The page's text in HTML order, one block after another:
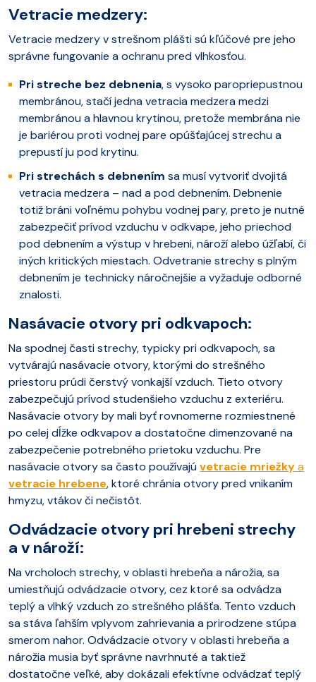
Vetracie medzery:
Vetracie medzery v strešnom plášti sú kľúčové pre jeho
správne fungovanie a ochranu pred vlhkosťou.
Pri streche bez debnenia, s vysoko paropriepustnou
membránou, stačí jedna vetracia medzera medzi
membránou a hlavnou krytinou, pretože membrána nie
je bariérou proti vodnej pare opúšťajúcej strechu a
prepustí ju pod krytinu.
Pri strechách s debnením sa musí vytvoriť dvojitá
vetracia medzera – nad a pod debnením. Debnenie
totiž bráni voľnému pohybu vodnej pary, preto je nutné
zabezpečiť prívod vzduchu v odkvape, jeho priechod
pod debnením a výstup v hrebeni, nároží alebo úžľabí, či
iných kritických miestach. Odvetranie strechy s plným
debnením je technicky náročnejšie a vyžaduje odborné
znalosti.
Nasávacie otvory pri odkvapoch:
Na spodnej časti strechy, typicky pri odkvapoch, sa
vytvárajú nasávacie otvory, ktorými do strešného
priestoru prúdi čerstvý vonkajší vzduch. Tieto otvory
zabezpečujú prívod studenšieho vzduchu z exteriéru.
Nasávacie otvory by mali byť rovnomerne rozmiestnené
po celej dĺžke odkvapov a dostatočne dimenzované na
zabezpečenie potrebného prietoku vzduchu. Pre
nasávacie otvory sa často používajúvetracie mriežkya
vetracie hrebene, ktoré chránia otvory pred vnikaním
hmyzu, vtákov či nečistôt.
Odvádzacie otvory pri hrebeni strechy
a v nároží:
Na vrcholoch strechy, v oblasti hrebeňa a nárožia, sa
umiestňujú odvádzacie otvory, cez ktoré sa odvádza
teplý a vlhký vzduch zo strešného plášťa. Tento vzduch
sa stáva ľahším vplyvom zahrievania a prirodzene stúpa
smerom nahor. Odvádzacie otvory v oblasti hrebeňa a
nárožia musia byť správne navrhnuté a taktiež
dostatočne veľké, aby dokázali efektívne odvádzať teplý